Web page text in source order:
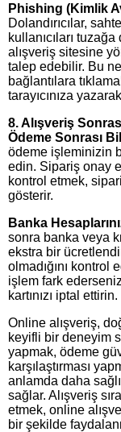
Phishing (Kimlik
Dolandırıcılar,
kullanıcıları
alışveriş sitesine
talep edebilir. Bu
bağlantılara
tarayıcınıza
8. Alışveriş
Ödeme Sonrası
ödeme işleminizin
edin. Sipariş onay e-
kontrol etmek,
gösterir.
Banka
sonra banka veya
ekstra bir
olmadığını kontrol
işlem fark
kartınızı iptal ettirin.
Online alışveriş,
keyifli bir deneyim
yapmak, ödeme
karşılaştırması
anlamda daha
sağlar. Alışveriş
etmek, online
bir şekilde